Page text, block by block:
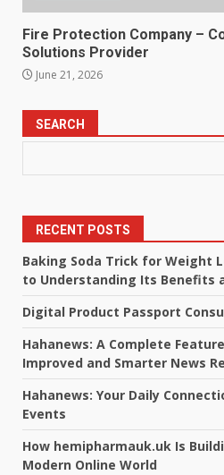
Fire Protection Company –
Solutions Provider
June 21, 2026
SEARCH
RECENT POSTS
Baking Soda Trick for Weight
to Understanding Its Benefits
Digital Product Passport
Hahanews: A Complete
Improved and Smarter News
Hahanews: Your Daily
Events
How hemipharmauk.uk Is
Modern Online World